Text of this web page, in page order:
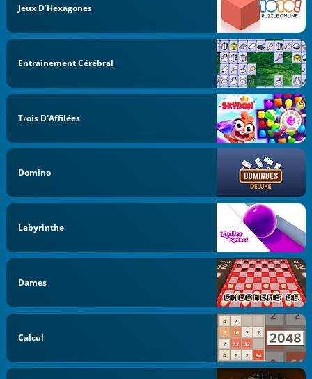
Jeux D’Hexagones
Entraînement Cérébral
Trois D'Affilées
Domino
Labyrinthe
Dames
Calcul